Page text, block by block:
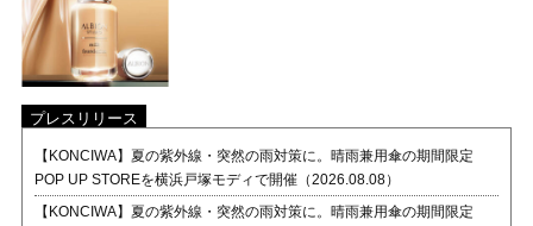
プレスリリース
【KONCIWA】夏の紫外線・突然の雨対策に。晴雨兼用傘の期間限定
POP UP STOREを横浜戸塚モディで開催（2026.08.08）
【KONCIWA】夏の紫外線・突然の雨対策に。晴雨兼用傘の期間限定